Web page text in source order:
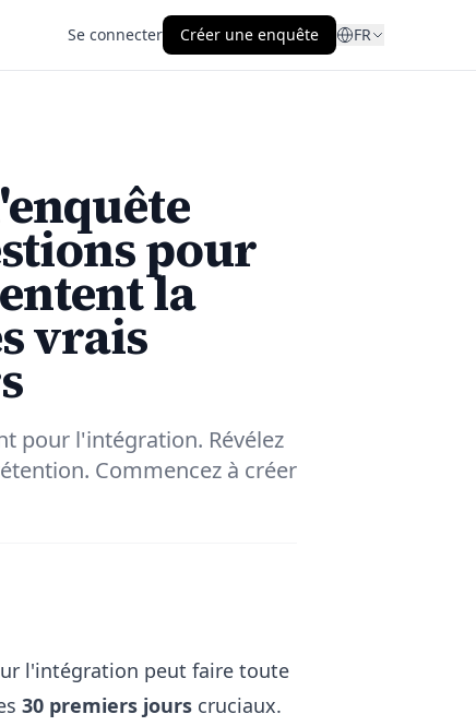
Se connecter Créer une enquête FR
pour
la
vrais
pour l'intégration. Révélez
Commencez à créer
l'intégration peut faire toute
30 premiers jours cruciaux.